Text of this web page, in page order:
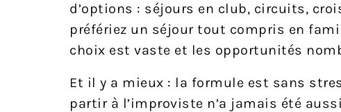
d’options : séjours en club, circuits,
préfériez un séjour tout compris en
choix est vaste et les opportunités
Et il y a mieux : la formule est sans
partir à l’improviste n’a jamais été